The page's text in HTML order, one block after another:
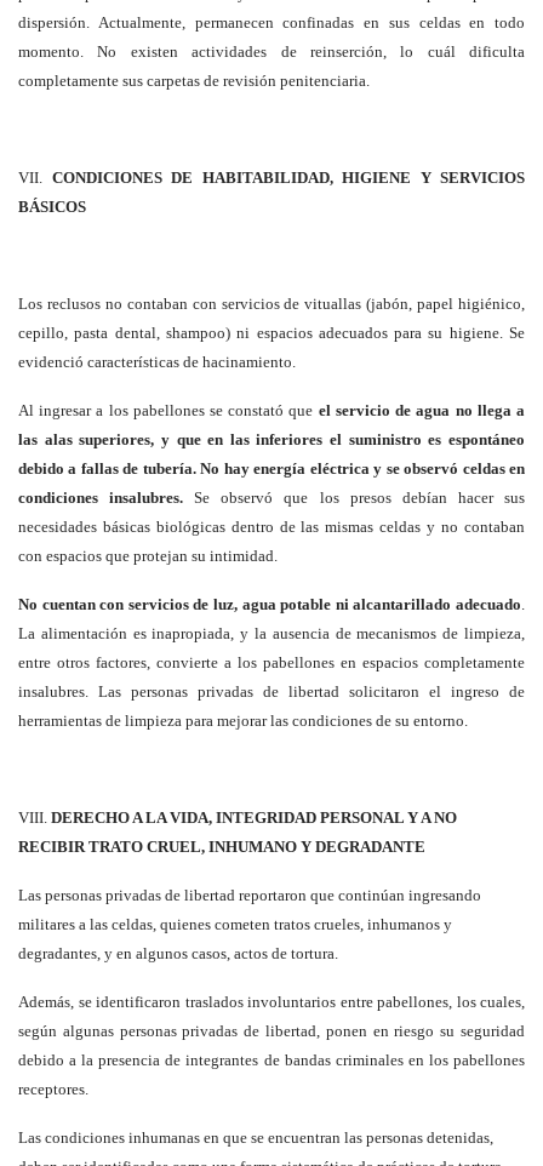
dispersión. Actualmente, permanecen confinadas en sus celdas en todo
momento. No existen actividades de reinserción, lo cuál dificulta
completamente sus carpetas de revisión penitenciaria.
VII. CONDICIONES DE HABITABILIDAD, HIGIENE Y SERVICIOS
BÁSICOS
Los reclusos no contaban con servicios de vituallas (jabón, papel higiénico,
cepillo, pasta dental, shampoo) ni espacios adecuados para su higiene. Se
evidenció características de hacinamiento.
Al ingresar a los pabellones se constató que el servicio de agua no llega a
las alas superiores, y que en las inferiores el suministro es espontáneo
debido a fallas de tubería. No hay energía eléctrica y se observó celdas en
condiciones insalubres. Se observó que los presos debían hacer sus
necesidades básicas biológicas dentro de las mismas celdas y no contaban
con espacios que protejan su intimidad.
No cuentan con servicios de luz, agua potable ni alcantarillado adecuado
La alimentación es inapropiada, y la ausencia de mecanismos de limpieza,
entre otros factores, convierte a los pabellones en espacios completamente
insalubres. Las personas privadas de libertad solicitaron el ingreso de
herramientas de limpieza para mejorar las condiciones de su entorno.
VIII. DERECHO A LA VIDA, INTEGRIDAD PERSONAL Y A NO
RECIBIR TRATO CRUEL, INHUMANO Y DEGRADANTE
Las personas privadas de libertad reportaron que continúan ingresando
militares a las celdas, quienes cometen tratos crueles, inhumanos y
degradantes, y en algunos casos, actos de tortura.
Además, se identificaron traslados involuntarios entre pabellones, los cuales,
según algunas personas privadas de libertad, ponen en riesgo su seguridad
debido a la presencia de integrantes de bandas criminales en los pabellones
receptores.
Las condiciones inhumanas en que se encuentran las personas detenidas,